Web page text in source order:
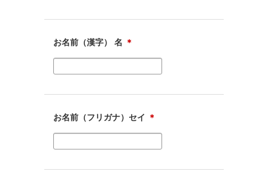
お名前（漢字） 名 ＊
お名前（フリガナ）セイ ＊